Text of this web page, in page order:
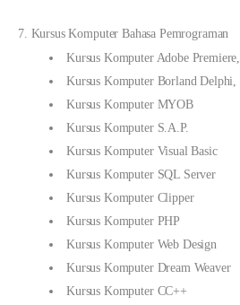
7. Kursus Komputer Bahasa Pemrograman
Kursus Komputer Adobe Premiere,
Kursus Komputer Borland Delphi,
Kursus Komputer MYOB
Kursus Komputer S.A.P.
Kursus Komputer Visual Basic
Kursus Komputer SQL Server
Kursus Komputer Clipper
Kursus Komputer PHP
Kursus Komputer Web Design
Kursus Komputer Dream Weaver
Kursus Komputer CC++